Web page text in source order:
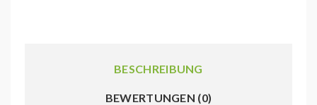
BESCHREIBUNG
BEWERTUNGEN (0)